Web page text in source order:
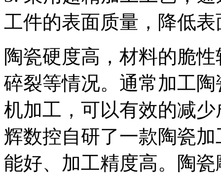
工件的表面质量，降低
陶瓷硬度高，材料的脆
碎裂等情况。通常加工
机加工，可以有效的减
辉数控自研了一款陶瓷
能好、加工精度高。陶